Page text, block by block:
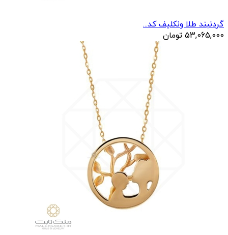
گردنبند طلا ونکلیف کد...
53,065,000 تومان